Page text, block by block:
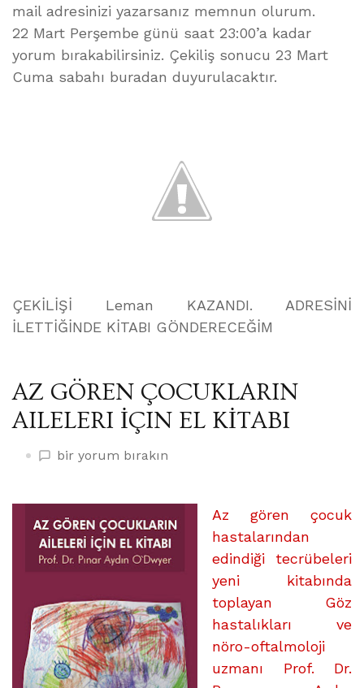
mail adresinizi yazarsanız memnun olurum.
22 Mart Perşembe günü saat 23:00’a kadar
yorum bırakabilirsiniz. Çekiliş sonucu 23 Mart
Cuma sabahı buradan duyurulacaktır.
ÇEKİLİŞİ Leman KAZANDI. ADRESİNİ
İLETTİĞİNDE KİTABI GÖNDERECEĞİM
AZ GÖREN ÇOCUKLARIN
AILELERI İÇIN EL KİTABI
AZ
AILELERI
İÇIN
EL
KİTABI
bir yorum bırakın
Az gören çocuk
hastalarından
edindiği tecrübeleri
yeni kitabında
toplayan Göz
hastalıkları ve
nöro-oftalmoloji
uzmanı Prof. Dr.